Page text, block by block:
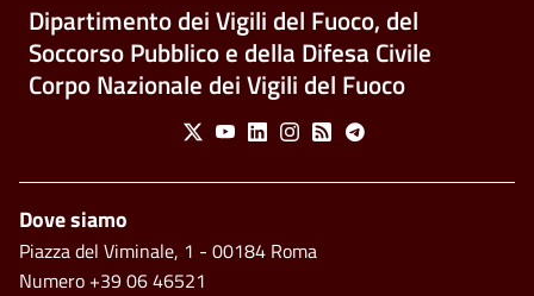
Dipartimento dei Vigili del Fuoco, del
Soccorso Pubblico e della Difesa Civile
Corpo Nazionale dei Vigili del Fuoco
Social Menu
X YoutubeLinkedinInstagram
Feed Telegram
Piè di pagina
Dove siamo
Piazza del Viminale, 1 - 00184 Roma
Numero +39 06 46521